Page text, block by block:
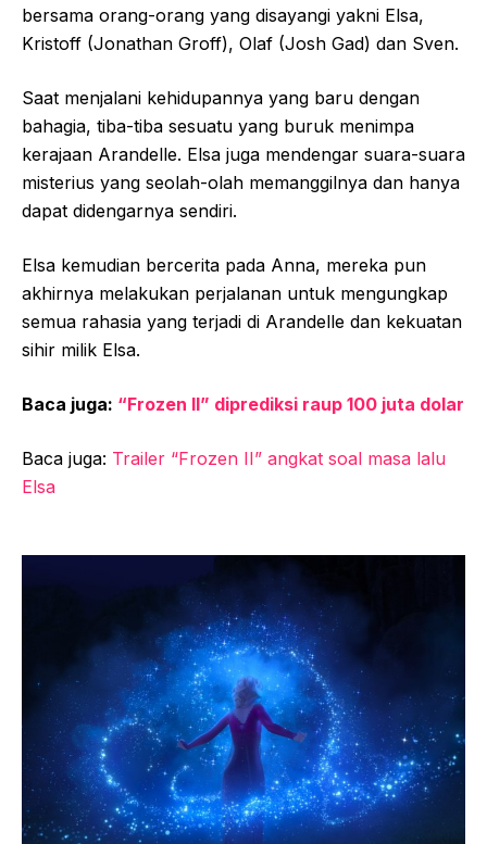
bersama orang-orang yang disayangi yakni Elsa,
Kristoff (Jonathan Groff), Olaf (Josh Gad) dan Sven.
Saat menjalani kehidupannya yang baru dengan
bahagia, tiba-tiba sesuatu yang buruk menimpa
kerajaan Arandelle. Elsa juga mendengar suara-suara
misterius yang seolah-olah memanggilnya dan hanya
dapat didengarnya sendiri.
Elsa kemudian bercerita pada Anna, mereka pun
akhirnya melakukan perjalanan untuk mengungkap
semua rahasia yang terjadi di Arandelle dan kekuatan
sihir milik Elsa.
Baca juga: “Frozen II” diprediksi raup 100 juta dolar
Baca juga: Trailer “Frozen II” angkat soal masa lalu
Elsa